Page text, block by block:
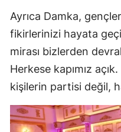
Ayrıca Damka,
fikirlerinizi hayata
mirası bizlerden
Herkese kapımız
kişilerin partisi değil,